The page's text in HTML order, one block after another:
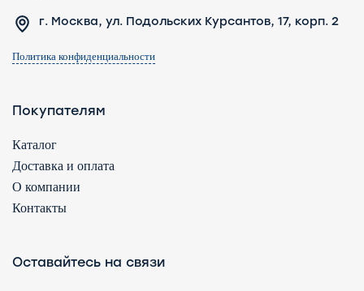
г. Москва, ул. Подольских Курсантов, 17, корп. 2
Политика конфиденциальности
Покупателям
Каталог
Доставка и оплата
О компании
Контакты
Оставайтесь на связи